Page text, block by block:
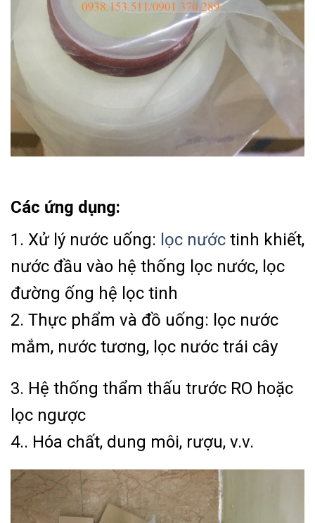
Các ứng dụng:
1. Xử lý nước uống: lọc nước tinh khiết,
nước đầu vào hệ thống lọc nước, lọc
đường ống hệ lọc tinh
2. Thực phẩm và đồ uống: lọc nước
mắm, nước tương, lọc nước trái cây
3. Hệ thống thẩm thấu trước RO hoặc
lọc ngược
4.. Hóa chất, dung môi, rượu, v.v.